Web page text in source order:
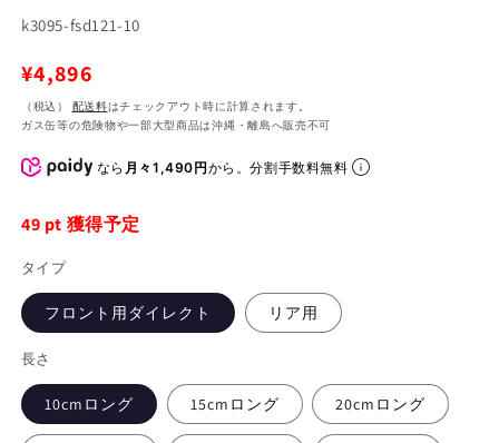
SKU:
k3095-fsd121-10
通
常
価
格
¥4,896
（税込） 配送料はチェックアウト時に計算されます。
ガス缶等の危険物や一部大型商品は沖縄・離島へ販売不可
なら 月々1,490円から。分割手数料無料
49 pt 獲得予定
タイプ
フロント用ダイレクト リア用
長さ
10cmロング 15cmロング 20cmロング